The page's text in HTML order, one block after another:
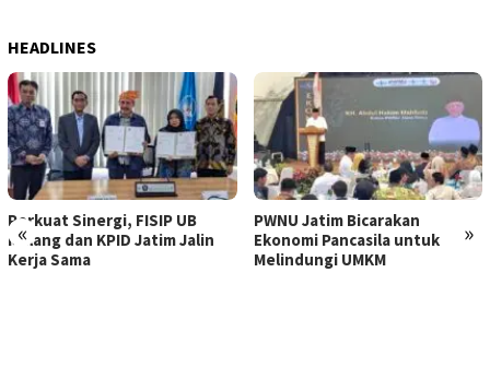
HEADLINES
« »
Perkuat Sinergi, FISIP UB
Malang dan KPID Jatim Jalin
Kerja Sama
PWNU Jatim Bicarakan
Ekonomi Pancasila untuk
Melindungi UMKM